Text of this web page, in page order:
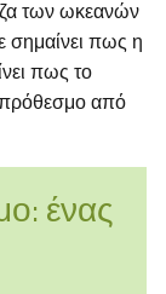
των ωκεανών
σημαίνει πως η
πως το
από
ένας